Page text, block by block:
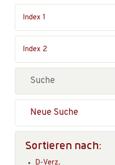
Neue Suche
Sortieren nach:
D-Verz.